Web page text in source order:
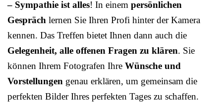
– Sympathie ist alles! In einem persönlichen
Gespräch lernen Sie Ihren Profi hinter der Kamera
kennen. Das Treffen bietet Ihnen dann auch die
Gelegenheit, alle offenen Fragen zu klären. Sie
können Ihrem Fotografen Ihre Wünsche und
Vorstellungen genau erklären, um gemeinsam die
perfekten Bilder Ihres perfekten Tages zu schaffen.